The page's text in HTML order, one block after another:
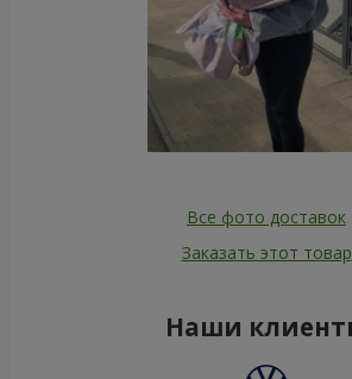
Все фото доставок
Заказать этот товар
Наши